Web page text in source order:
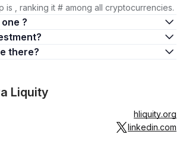
is , ranking it # among all cryptocurrencies.
one ?
many are there?
Liquity
hliquity.org
linkedin.com